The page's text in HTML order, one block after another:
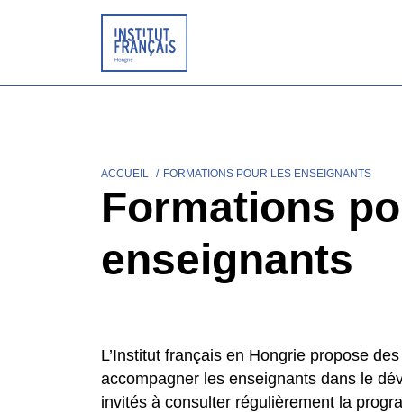
Fil
d'Ariane
ACCUEIL FORMATIONS POUR LES ENSEIGNANTS
Formations
enseignants
L’Institut français en Hongrie propose
accompagner les enseignants dans le
invités à consulter régulièrement la